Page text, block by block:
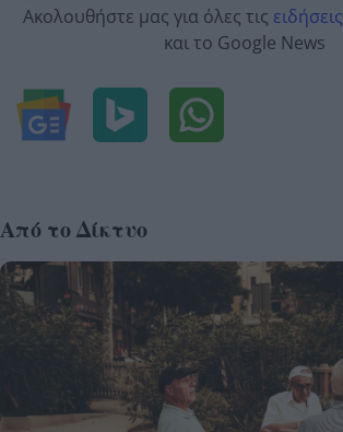
Ακολουθήστε μας για όλες τις ειδήσεις
και το Google News
Από το Δίκτυο